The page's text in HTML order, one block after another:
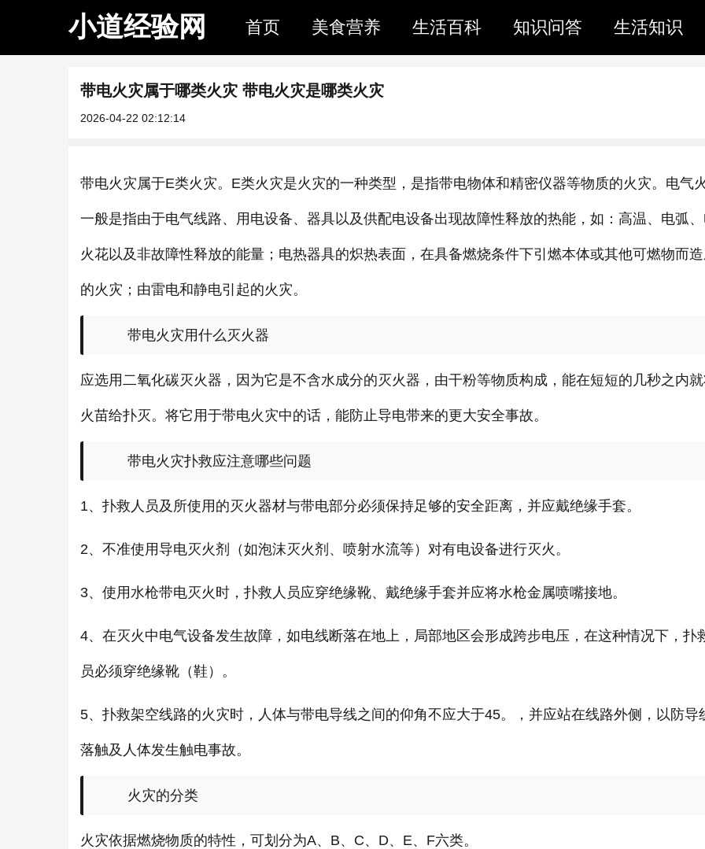
小道经验网 首页 美食营养 生活百科 知识问答 生活知识
带电火灾属于哪类火灾 带电火灾是哪类火灾
2026-04-22 02:12:14
带电火灾属于E类火灾。E类火灾是火灾的一种类型，是指带电物体和精密仪器等物质的火灾。电气
一般是指由于电气线路、用电设备、器具以及供配电设备出现故障性释放的热能，如：高温、电弧
火花以及非故障性释放的能量；电热器具的炽热表面，在具备燃烧条件下引燃本体或其他可燃物而
的火灾；由雷电和静电引起的火灾。
带电火灾用什么灭火器
应选用二氧化碳灭火器，因为它是不含水成分的灭火器，由干粉等物质构成，能在短短的几秒之内
火苗给扑灭。将它用于带电火灾中的话，能防止导电带来的更大安全事故。
带电火灾扑救应注意哪些问题
1、扑救人员及所使用的灭火器材与带电部分必须保持足够的安全距离，并应戴绝缘手套。
2、不准使用导电灭火剂（如泡沫灭火剂、喷射水流等）对有电设备进行灭火。
3、使用水枪带电灭火时，扑救人员应穿绝缘靴、戴绝缘手套并应将水枪金属喷嘴接地。
4、在灭火中电气设备发生故障，如电线断落在地上，局部地区会形成跨步电压，在这种情况下，扑
员必须穿绝缘靴（鞋）。
5、扑救架空线路的火灾时，人体与带电导线之间的仰角不应大于45。，并应站在线路外侧，以防导
落触及人体发生触电事故。
火灾的分类
火灾依据燃烧物质的特性，可划分为A、B、C、D、E、F六类。